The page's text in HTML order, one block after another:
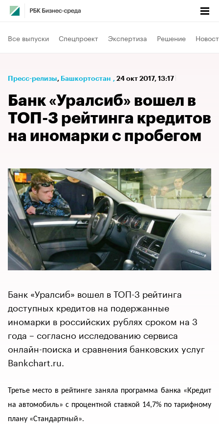
Все выпуски Спецпроект Экспертиза Решение
Пресс-релизы⁠, Башкортостан , 24 окт 2017, 13:17
Банк «Уралсиб» вошел в
ТОП-3 рейтинга кредитов
на иномарки с пробегом
Банк «Уралсиб» вошел в ТОП-3 рейтинга
доступных кредитов на подержанные
иномарки в российских рублях сроком на 3
года – согласно исследованию сервиса
онлайн-поиска и сравнения банковских услуг
Bankchart.ru.
Третье место в рейтинге заняла программа банка «Кредит
на автомобиль» с процентной ставкой 14,7% по тарифному
плану «Стандартный».